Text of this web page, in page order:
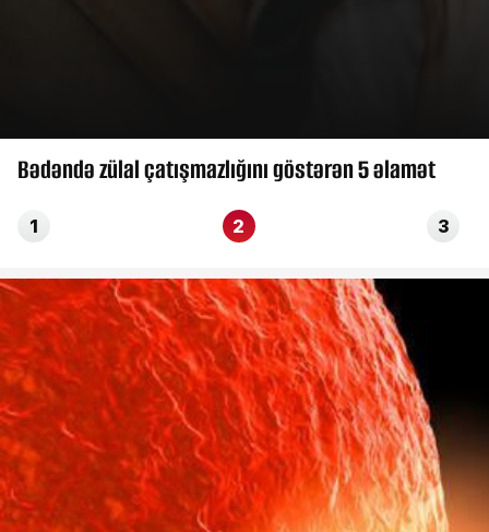
Bədəndə zülal çatışmazlığını göstərən 5 əlamət
1 2 3